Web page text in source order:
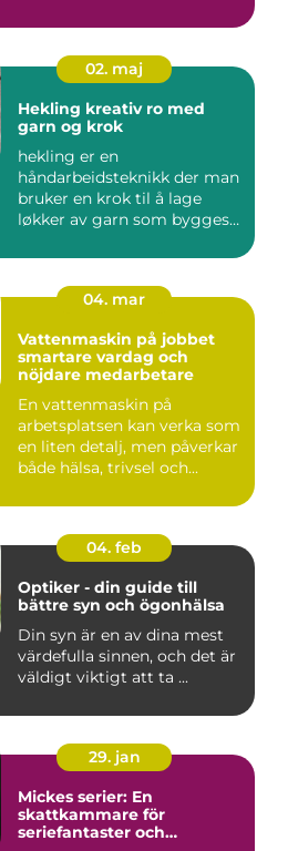
02. maj
Hekling kreativ ro med
garn og krok
hekling er en
håndarbeidsteknikk der man
bruker en krok til å lage
løkker av garn som bygges
04. mar
Vattenmaskin på jobbet
smartare vardag och
nöjdare medarbetare
En vattenmaskin på
arbetsplatsen kan verka som
en liten detalj, men påverkar
både hälsa, trivsel och...
04. feb
Optiker - din guide till
bättre syn och ögonhälsa
Din syn är en av dina mest
värdefulla sinnen, och det är
väldigt viktigt att ta ...
29. jan
Mickes serier: En
skattkammare för
seriefantaster och